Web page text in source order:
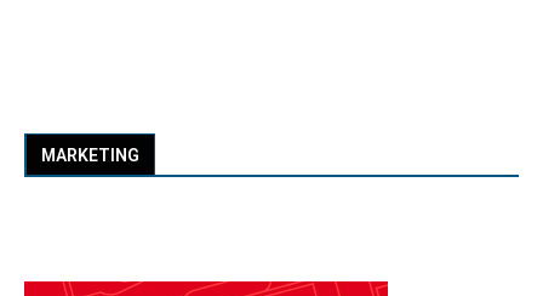
MARKETING